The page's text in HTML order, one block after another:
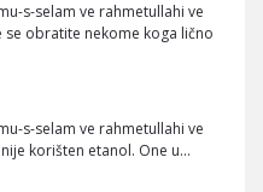
s-selam ve rahmetullahi ve
obratite nekome koga lično
s-selam ve rahmetullahi ve
korišten etanol. One u…